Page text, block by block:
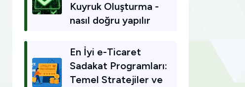
Kuyruk Oluşturma -
nasıl doğru yapılır
En İyi e-Ticaret
Sadakat Programları:
Temel Stratejiler ve